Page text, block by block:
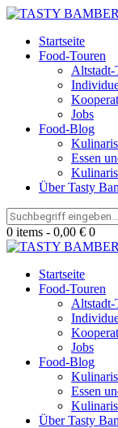
Startseite
Food-Touren
Altstadt-
Jobs
Food-Blog
Essen
Über Tasty
0 items - 0,00 € 0
Startseite
Food-Touren
Altstadt-
Jobs
Food-Blog
Essen
Über Tasty